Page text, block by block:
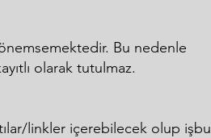
Bu nedenle
olarak tutulmaz.
linkler içerebilecek olup işbu